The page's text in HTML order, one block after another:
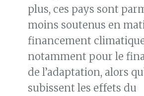
plus, ces pays sont
moins soutenus en
financement
notamment pour le
de l’adaptation, alors
subissent les effets du